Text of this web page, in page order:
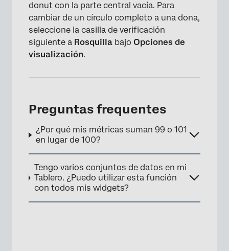
donut con la parte central vacía. Para
cambiar de un círculo completo a una dona,
seleccione la casilla de verificación
siguiente a Rosquilla bajo Opciones de
visualización.
Preguntas frequentes
¿Por qué mis métricas suman 99 o 101
en lugar de 100?
Tengo varios conjuntos de datos en mi
Tablero. ¿Puedo utilizar esta función
con todos mis widgets?